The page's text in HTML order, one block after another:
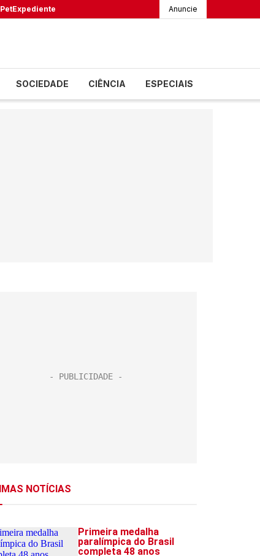
PetExpediente Anuncie
SOCIEDADE CIÊNCIA ESPECIAIS